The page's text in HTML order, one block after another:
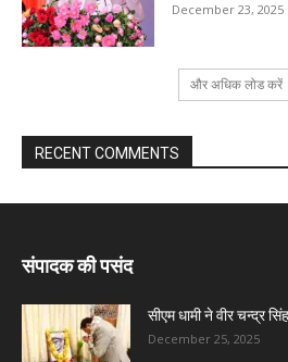
December 23, 2025
और अधिक लोड करें
RECENT COMMENTS
संपादक की पसंद
सीएम धामी ने वीर चन्द्र
December 25, 2025